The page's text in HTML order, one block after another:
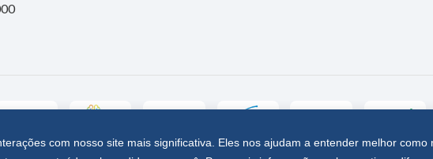
com nosso site mais significativa. Eles nos ajudam a entender melhor como